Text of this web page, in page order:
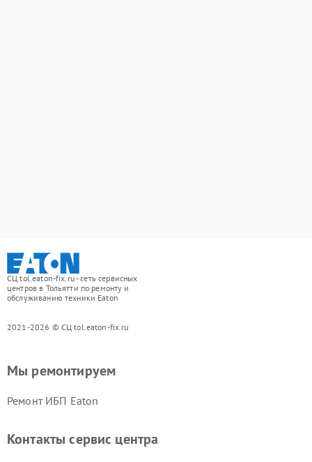
СЦ tol.eaton-fix.ru - сеть сервисных
центров в Тольятти по ремонту и
обслуживанию техники Eaton
2021-2026 © СЦ tol.eaton-fix.ru
Мы ремонтируем
Ремонт ИБП Eaton
Контакты сервис центра